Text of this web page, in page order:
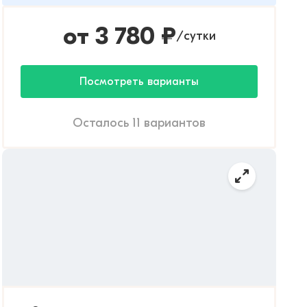
от 3 780 ₽/сутки
Посмотреть варианты
Осталось 11 вариантов